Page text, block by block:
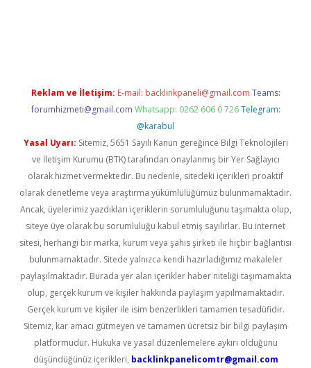
Reklam ve İletişim: E-mail: backlinkpaneli@gmail.com Teams:
forumhizmeti@gmail.com Whatsapp: 0262 606 0 726 Telegram:
@karabul
Yasal Uyarı: Sitemiz, 5651 Sayılı Kanun gereğince Bilgi Teknolojileri
ve İletişim Kurumu (BTK) tarafından onaylanmış bir Yer Sağlayıcı
olarak hizmet vermektedir. Bu nedenle, sitedeki içerikleri proaktif
olarak denetleme veya araştırma yükümlülüğümüz bulunmamaktadır.
Ancak, üyelerimiz yazdıkları içeriklerin sorumluluğunu taşımakta olup,
siteye üye olarak bu sorumluluğu kabul etmiş sayılırlar. Bu internet
sitesi, herhangi bir marka, kurum veya şahıs şirketi ile hiçbir bağlantısı
bulunmamaktadır. Sitede yalnızca kendi hazırladığımız makaleler
paylaşılmaktadır. Burada yer alan içerikler haber niteliği taşımamakta
olup, gerçek kurum ve kişiler hakkında paylaşım yapılmamaktadır.
Gerçek kurum ve kişiler ile isim benzerlikleri tamamen tesadüfidir.
Sitemiz, kar amacı gütmeyen ve tamamen ücretsiz bir bilgi paylaşım
platformudur. Hukuka ve yasal düzenlemelere aykırı olduğunu
düşündüğünüz içerikleri, backlinkpanelicomtr@gmail.com